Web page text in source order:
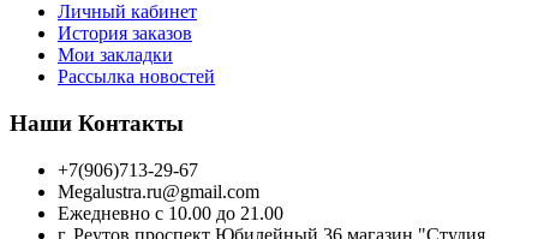
Личный кабинет
История заказов
Мои закладки
Рассылка новостей
Наши Контакты
+7(906)713-29-67
Megalustra.ru@gmail.com
Ежедневно с 10.00 до 21.00
г. Реутов проспект Юбилейный 36 магазин "Студия